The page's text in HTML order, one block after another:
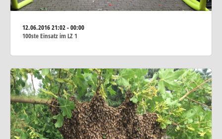
12.06.201621:02 - 00:00
100ste Einsatz im LZ 1